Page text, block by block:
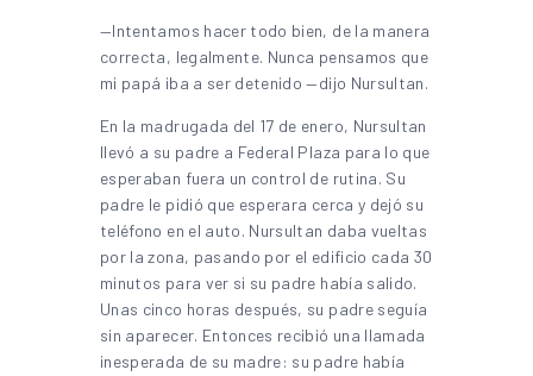
—Intentamos hacer todo bien, de la manera
correcta, legalmente. Nunca pensamos que
mi papá iba a ser detenido —dijo Nursultan.
En la madrugada del 17 de enero, Nursultan
llevó a su padre a Federal Plaza para lo que
esperaban fuera un control de rutina. Su
padre le pidió que esperara cerca y dejó su
teléfono en el auto. Nursultan daba vueltas
por la zona, pasando por el edificio cada 30
minutos para ver si su padre había salido.
Unas cinco horas después, su padre seguía
sin aparecer. Entonces recibió una llamada
inesperada de su madre: su padre había